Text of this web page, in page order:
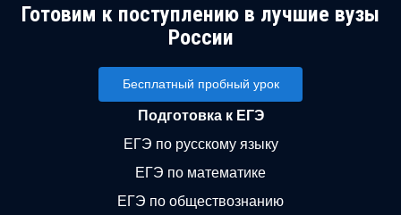
Готовим к поступлению в лучшие вузы
России
Бесплатный пробный урок
Подготовка к ЕГЭ
ЕГЭ по русскому языку
ЕГЭ по математике
ЕГЭ по обществознанию